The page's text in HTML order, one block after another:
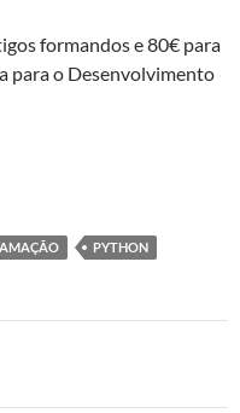
formandos e 80€ para
para o Desenvolvimento
PYTHON